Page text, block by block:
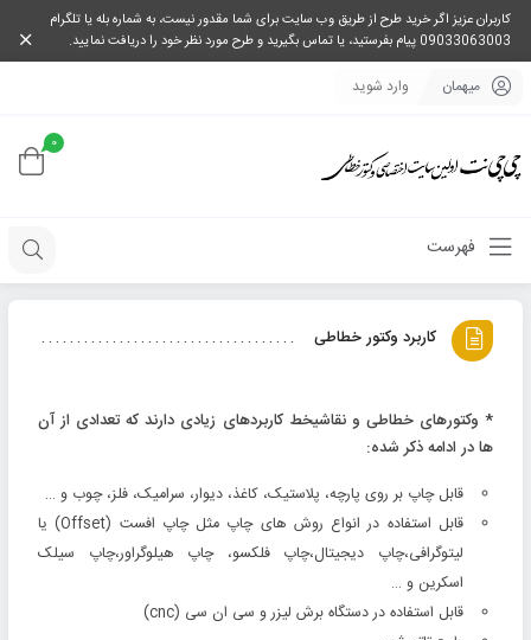
کاربران عزیز اگر خرید طرح از طریق وب سایت برای شما مقدور نیست، به شماره بله یا تلگرام
09033063003 پیام بفرستید، یا تماس بگیرید و طرح مورد نظر خود را دریافت نمایید.
میهمان وارد شوید
0
فهرست
کاربرد وکتور خطاطی
* وکتورهای خطاطی و نقاشیخط کاربردهای زیادی دارند که تعدادی از آن
ها در ادامه ذکر شده:
قابل چاپ بر روی پارچه، پلاستیک، کاغذ، دیوار، سرامیک، فلز، چوب و …
قابل استفاده در انواع روش های چاپ مثل چاپ افست (Offset) یا
لیتوگرافی،چاپ دیجیتال،چاپ فلکسو، چاپ هیلوگراور،چاپ سیلک
اسکرین و …
قابل استفاده در دستگاه برش لیزر و سی ان سی (cnc)